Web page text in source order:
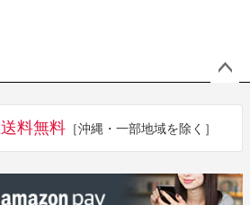
へ
送料無料 ［沖縄・一部地域を除く］